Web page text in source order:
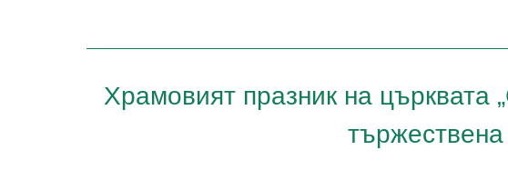
Храмовият празник на църквата